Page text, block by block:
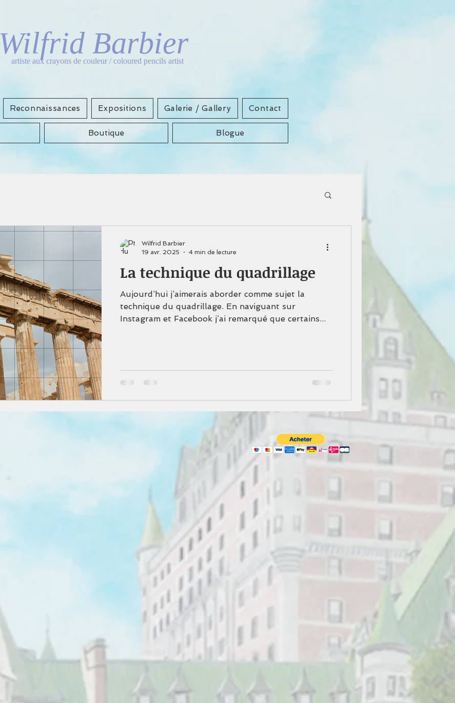
Wilfrid Barbier
artiste aux crayons de couleur / coloured pencils artist
Reconnaissances Expositions Galerie / Gallery Contact
Boutique Blogue
La technique du quadrillage
Aujourd’hui j’aimerais aborder comme sujet la
technique du quadrillage. En naviguant sur
Instagram et Facebook j’ai remarqué que certains...
Wilfrid Barbier
19 avr. 2025
4 min de lecture